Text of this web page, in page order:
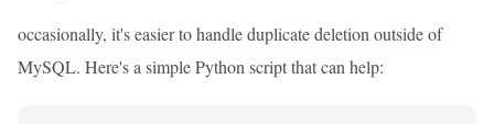
occasionally, it's easier to handle duplicate deletion outside of
MySQL. Here's a simple Python script that can help: